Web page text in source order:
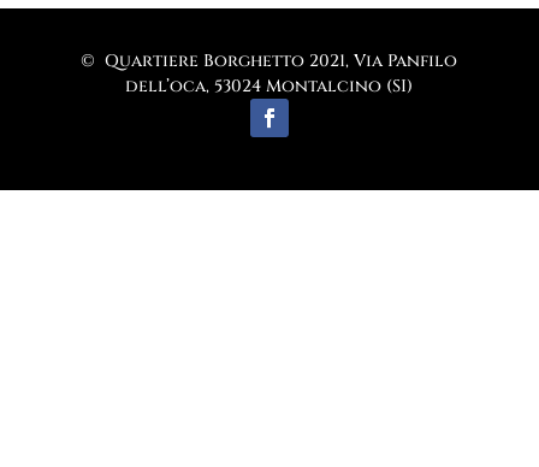
© Quartiere Borghetto 2021, Via Panfilo
dell’oca, 53024 Montalcino (SI)